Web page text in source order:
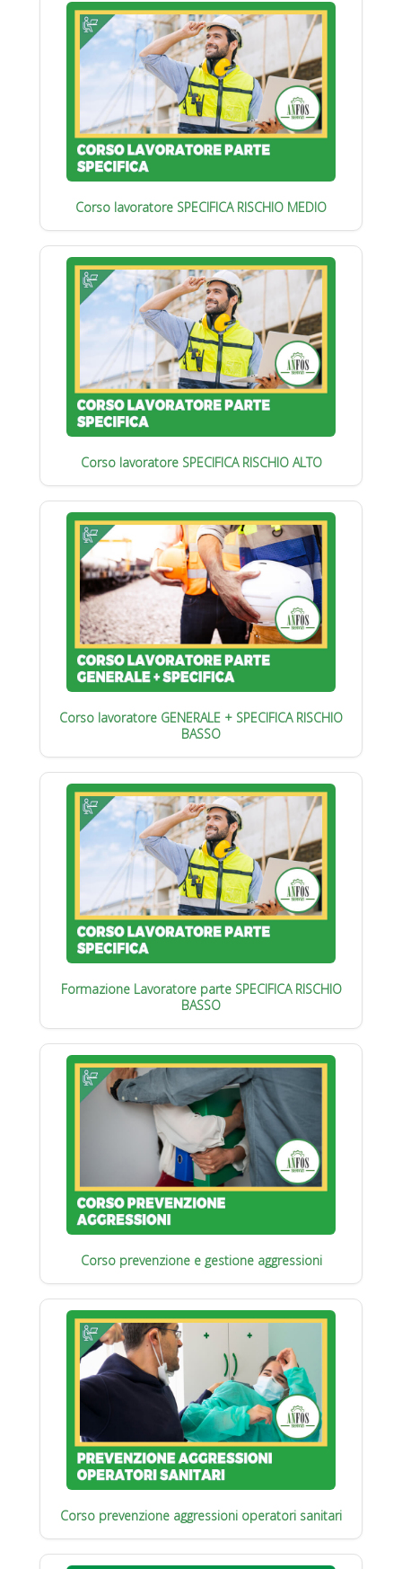
Corso lavoratore SPECIFICA RISCHIO MEDIO
Corso lavoratore SPECIFICA RISCHIO ALTO
Corso lavoratore GENERALE + SPECIFICA RISCHIO
BASSO
Formazione Lavoratore parte SPECIFICA RISCHIO
BASSO
Corso prevenzione e gestione aggressioni
Corso prevenzione aggressioni operatori sanitari